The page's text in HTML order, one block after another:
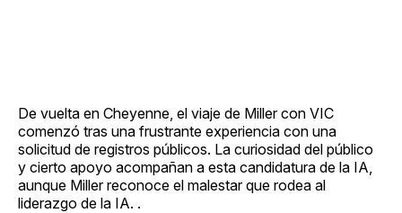
De vuelta en Cheyenne, el viaje de Miller con VIC
comenzó tras una frustrante experiencia con una
solicitud de registros públicos. La curiosidad del público
y cierto apoyo acompañan a esta candidatura de la IA,
aunque Miller reconoce el malestar que rodea al
liderazgo de la IA. .